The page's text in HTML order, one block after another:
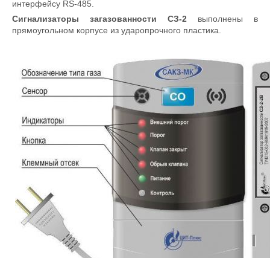
интерфейсу RS-485.
Cигнализаторы загазованности СЗ-2 выполнены в
прямоугольном корпусе из ударопрочного пластика.